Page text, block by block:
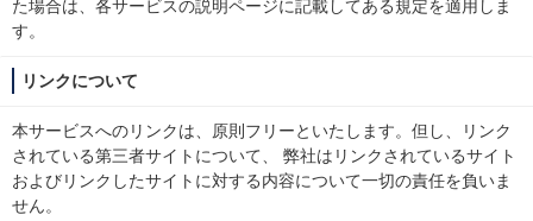
た場合は、各サービスの説明ページに記載してある規定を適用しま
す。
リンクについて
本サービスへのリンクは、原則フリーといたします。但し、リンク
されている第三者サイトについて、 弊社はリンクされているサイト
およびリンクしたサイトに対する内容について一切の責任を負いま
せん。